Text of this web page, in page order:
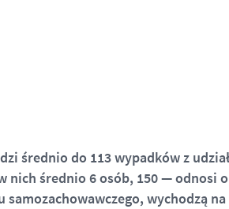
średnio do 113 wypadków z
nich średnio 6 osób, 150 — odnosi
wychodzą